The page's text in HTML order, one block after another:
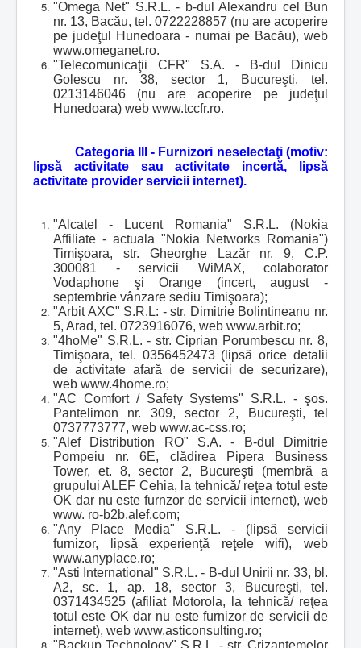
"Omega Net" S.R.L. - b-dul Alexandru cel Bun
nr. 13, Bacău, tel. 0722228857 (nu are acoperire
pe judeţul Hunedoara - numai pe Bacău), web
www.omeganet.ro.
"Telecomunicaţii CFR" S.A. - B-dul Dinicu
Golescu nr. 38, sector 1, Bucureşti, tel.
0213146046 (nu are acoperire pe judeţul
Hunedoara) web www.tccfr.ro.
Categoria III - Furnizori neselectaţi (motiv:
lipsă activitate sau activitate incertă, lipsă
activitate provider servicii internet).
"Alcatel - Lucent Romania" S.R.L. (Nokia
Affiliate - actuala "Nokia Networks Romania")
Timişoara, str. Gheorghe Lazăr nr. 9, C.P.
300081 - servicii WiMAX, colaborator
Vodaphone şi Orange (incert, august -
septembrie vânzare sediu Timişoara);
"Arbit AXC" S.R.L: - str. Dimitrie Bolintineanu nr.
5, Arad, tel. 0723916076, web www.arbit.ro;
"4hoMe" S.R.L. - str. Ciprian Porumbescu nr. 8,
Timişoara, tel. 0356452473 (lipsă orice detalii
de activitate afară de servicii de securizare),
web www.4home.ro;
"AC Comfort / Safety Systems" S.R.L. - şos.
Pantelimon nr. 309, sector 2, Bucureşti, tel
0737773777, web www.ac-css.ro;
"Alef Distribution RO" S.A. - B-dul Dimitrie
Pompeiu nr. 6E, clădirea Pipera Business
Tower, et. 8, sector 2, Bucureşti (membră a
grupului ALEF Cehia, la tehnică/ reţea totul este
OK dar nu este furnzor de servicii internet), web
www. ro-b2b.alef.com;
"Any Place Media" S.R.L. - (lipsă servicii
furnizor, lipsă experienţă reţele wifi), web
www.anyplace.ro;
"Asti International" S.R.L. - B-dul Unirii nr. 33, bl.
A2, sc. 1, ap. 18, sector 3, Bucureşti, tel.
0371434525 (afiliat Motorola, la tehnică/ reţea
totul este OK dar nu este furnizor de servicii de
internet), web www.asticonsulting.ro;